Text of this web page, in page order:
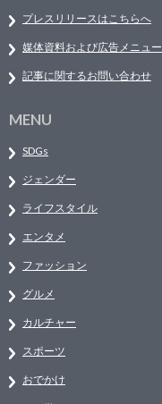
プレスリリースはこちらへ
媒体資料および広告メニュー
記事に関するお問い合わせ
MENU
SDGs
ジェンダー
ライフスタイル
エンタメ
ファッション
グルメ
カルチャー
スポーツ
おでかけ